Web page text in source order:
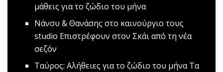
μάθεις για το ζώδιο του μήνα
Nάνσυ & Θανάσης στο καινούργιο τους
studio Επιστρέφουν στον Σκάι από τη νέα
σεζόν
Ταύρος: Αλήθειες για το ζώδιο του μήναΤα